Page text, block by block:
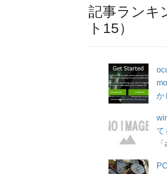
記事ランキ
ト15）
か
て